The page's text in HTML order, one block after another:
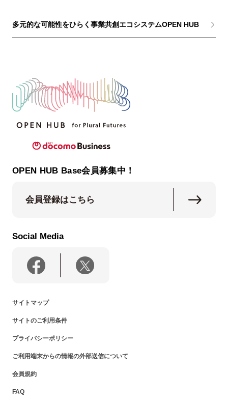
多元的な可能性をひらく事業共創エコシステムOPEN HUB
OPEN HUB Base会員募集中！
会員登録はこちら
Social Media
サイトマップ
サイトのご利用条件
プライバシーポリシー
ご利用端末からの情報の外部送信について
会員規約
FAQ